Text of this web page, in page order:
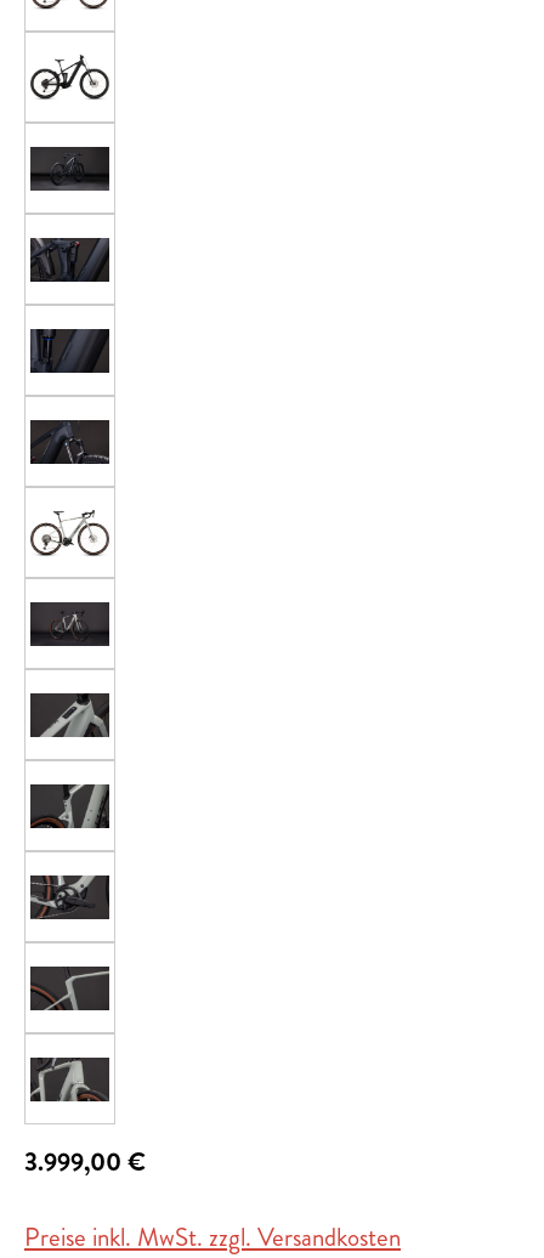
3.999,00 €
Preise inkl. MwSt. zzgl. Versandkosten